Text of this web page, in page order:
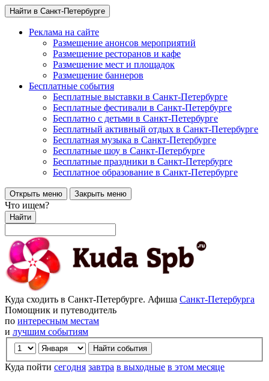
Найти в Санкт-Петербурге
Реклама на сайте
Размещение анонсов мероприятий
Размещение ресторанов и кафе
Размещение мест и площадок
Размещение баннеров
Бесплатные события
Бесплатные выставки в Санкт-Петербурге
Бесплатные фестивали в Санкт-Петербурге
Бесплатно с детьми в Санкт-Петербурге
Бесплатный активный отдых в Санкт-Петербурге
Бесплатная музыка в Санкт-Петербурге
Бесплатные шоу в Санкт-Петербурге
Бесплатные праздники в Санкт-Петербурге
Бесплатное образование в Санкт-Петербурге
Открыть меню Закрыть меню
Что ищем?
Найти
Куда сходить в Санкт-Петербурге. Афиша Санкт-Петербурга
Помощник и путеводитель
по интересным местам
и лучшим событиям
Куда пойти сегодня завтра в выходные в этом месяце